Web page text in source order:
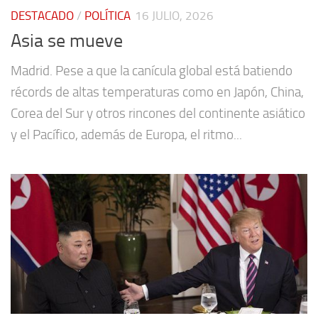
DESTACADO / POLÍTICA 16 JULIO, 2026
Asia se mueve
Madrid. Pese a que la canícula global está batiendo
récords de altas temperaturas como en Japón, China,
Corea del Sur y otros rincones del continente asiático
y el Pacífico, además de Europa, el ritmo...